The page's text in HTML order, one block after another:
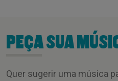
PEÇA SUA
Quer sugerir uma música